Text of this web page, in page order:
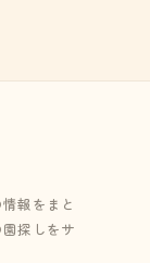
報をまと
探しをサ